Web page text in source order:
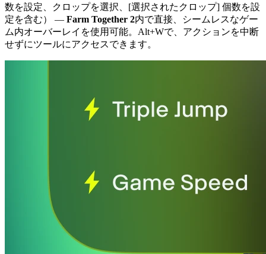
数を設定、クロップを選択、[選択されたクロップ] 個数を設
定を含む） — Farm Together 2内で直接、シームレスなゲー
ム内オーバーレイを使用可能。Alt+Wで、アクションを中断
せずにツールにアクセスできます。